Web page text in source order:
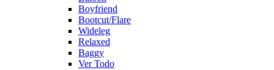
Boyfriend
Bootcut/Flare
Wideleg
Relaxed
Baggy
Ver Todo